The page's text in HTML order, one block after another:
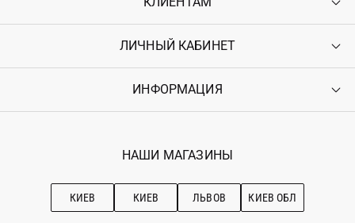
Контакты
Возврат
Гарантия
ЛИЧНЫЙ КАБИНЕТ
Войти
Ostriv Club+
ИНФОРМАЦИЯ
Наши магазини
Рекомендации по уходу
НАШИ МАГАЗИНЫ
КИЕВ КИЕВ ЛЬВОВ КИЕВ ОБЛ